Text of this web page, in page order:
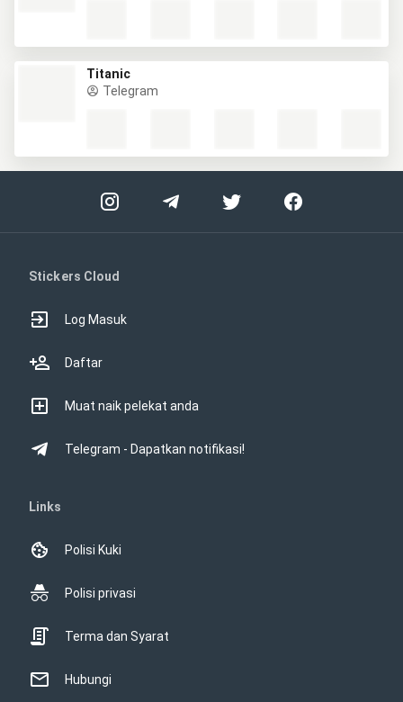
Titanic
Telegram
Stickers Cloud
Log Masuk
Daftar
Muat naik pelekat anda
Telegram - Dapatkan notifikasi!
Links
Polisi Kuki
Polisi privasi
Terma dan Syarat
Hubungi